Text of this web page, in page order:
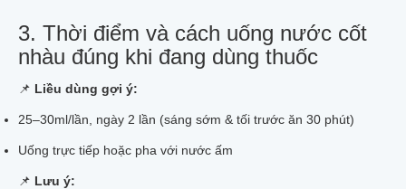
3. Thời điểm và cách uống nước cốt
nhàu đúng khi đang dùng thuốc
📌 Liều dùng gợi ý:
25–30ml/lần, ngày 2 lần (sáng sớm & tối trước ăn 30 phút)
Uống trực tiếp hoặc pha với nước ấm
📌 Lưu ý: